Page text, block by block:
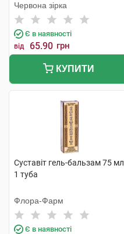
Червона зірка
Є в наявності
від 65.90 грн
КУПИТИ
Суставіт гель-бальзам 75 мл
1 туба
Флора-Фарм
Є в наявності